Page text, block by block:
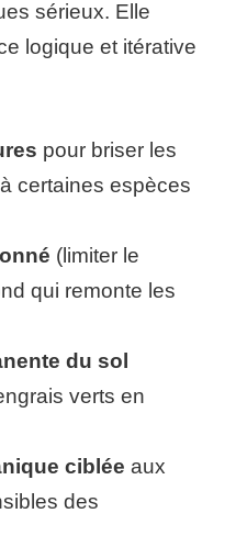
sérieux. Elle
logique et itérative
pour briser les
certaines espèces
(limiter le
qui remonte les
du sol
verts en
ciblée aux
des